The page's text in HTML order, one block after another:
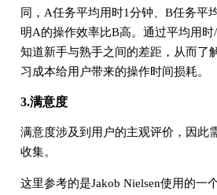
同，A任务平均用时1分钟、B任务平
明A的操作效率比B高。通过平均用
知道新手与熟手之间的差距，从而了
习成本给用户带来的操作时间损耗。
3.满意度
满意度涉及到用户的主观评价，因此
收集。
这里参考的是Jakob Nielsen使用的一